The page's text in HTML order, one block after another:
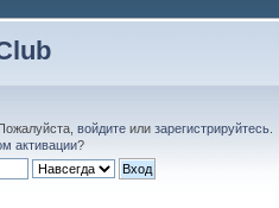
Пожалуйста, войдите или зарегистрируйтесь
активации?